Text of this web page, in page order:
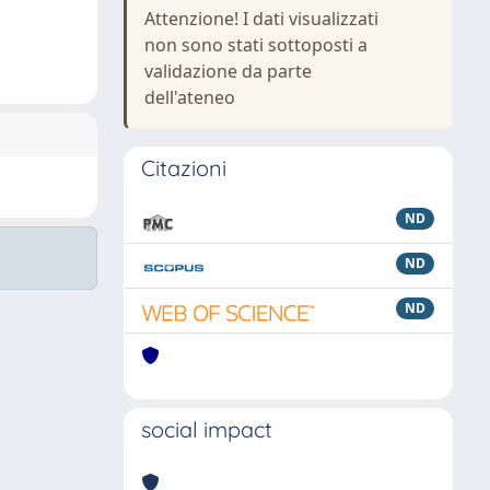
Attenzione! I dati visualizzati
non sono stati sottoposti a
validazione da parte
dell'ateneo
Citazioni
ND
ND
ND
social impact